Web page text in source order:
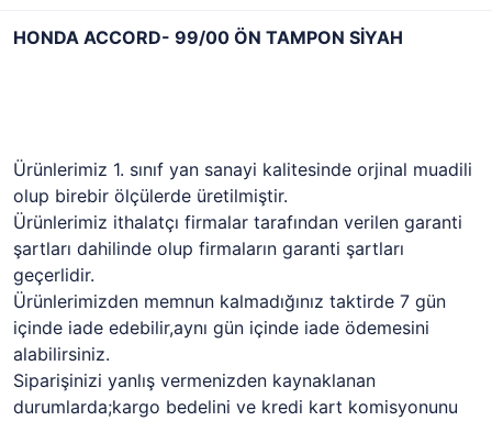
HONDA ACCORD- 99/00 ÖN TAMPON SİYAH
Ürünlerimiz 1. sınıf yan sanayi kalitesinde orjinal muadili
olup birebir ölçülerde üretilmiştir.
Ürünlerimiz ithalatçı firmalar tarafından verilen garanti
şartları dahilinde olup firmaların garanti şartları
geçerlidir.
Ürünlerimizden memnun kalmadığınız taktirde 7 gün
içinde iade edebilir,aynı gün içinde iade ödemesini
alabilirsiniz.
Siparişinizi yanlış vermenizden kaynaklanan
durumlarda;kargo bedelini ve kredi kart komisyonunu